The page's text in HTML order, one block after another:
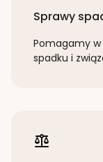
Sprawy
Pomagamy
spadku i